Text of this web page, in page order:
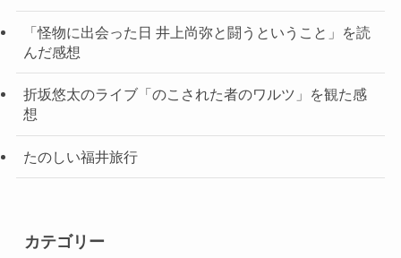
「怪物に出会った日 井上尚弥と闘うということ」を読
んだ感想
折坂悠太のライブ「のこされた者のワルツ」を観た感
想
たのしい福井旅行
カテゴリー